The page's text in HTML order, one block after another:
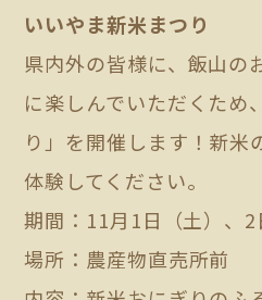
いいやま新米まつり
県内外の皆様に、飯山の
に楽しんでいただくため
り」を開催します！新米
体験してください。
期間：11月1日（土）、
場所：農産物直売所前